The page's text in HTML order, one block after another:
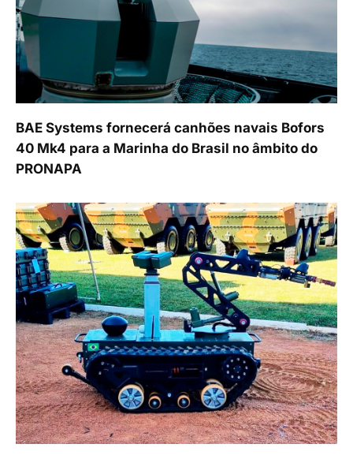
BAE Systems fornecerá canhões navais Bofors
40 Mk4 para a Marinha do Brasil no âmbito do
PRONAPA